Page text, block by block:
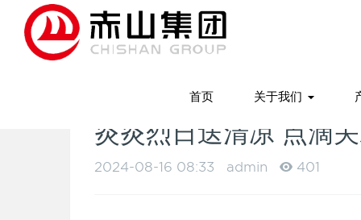
首页 关于我们
炎炎烈日送清凉 点滴
2024-08-16 08:33 admin 401